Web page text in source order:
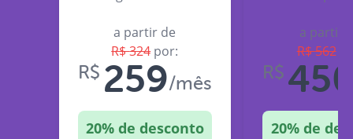
a partir de
R$324por:
R$ 259/mês
20% de desconto
a partir
R$562
R$
20% de